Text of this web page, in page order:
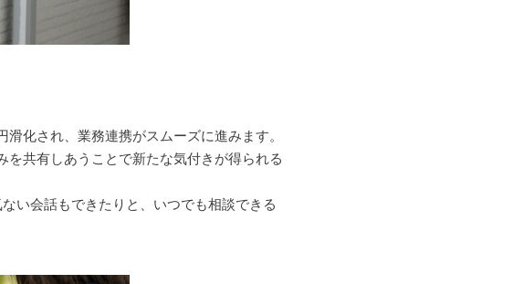
化され、業務連携がスムーズに進みます。
共有しあうことで新たな気付きが得られる
い会話もできたりと、いつでも相談できる